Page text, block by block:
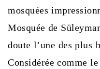
mosquées
Mosquée de
doute l’une des plus
Considérée comme